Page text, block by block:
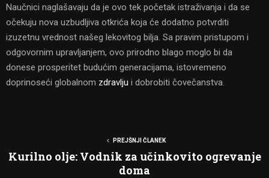
Naučnici naglašavaju da je ovo tek početak istraživanja i da se
očekuju nova uzbudljiva otkrića koja će dodatno potvrditi
izuzetnu vrednost našeg lekovitog bilja. Sa pravim pristupom i
odgovornim upravljanjem, ovo prirodno blago moglo bi da
donese prosperitet budućim generacijama, istovremeno
doprinoseći globalnom zdravlju i dobrobiti čovečanstva.
PREJŠNJI ČLANEK
Kurilno olje: Vodnik za učinkovito ogrevanje
doma